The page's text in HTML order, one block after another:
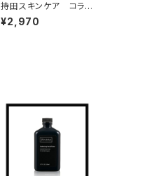
持田スキンケア コラ
ージュ リペアローショ
ン（とてもしっとり）
¥2,970